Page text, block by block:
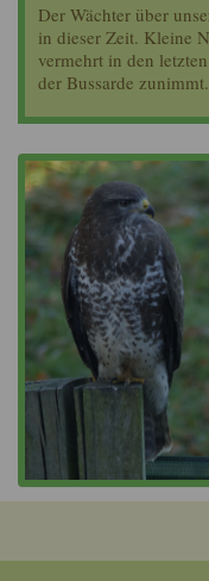
Der Wächter über
in dieser Zeit. Kleine
vermehrt in den
der Bussarde zunimmt.